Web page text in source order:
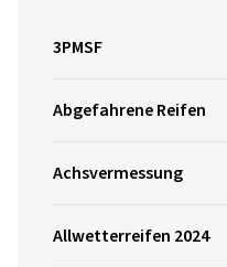
3PMSF
Abgefahrene Reifen
Achsvermessung
Allwetterreifen 2024